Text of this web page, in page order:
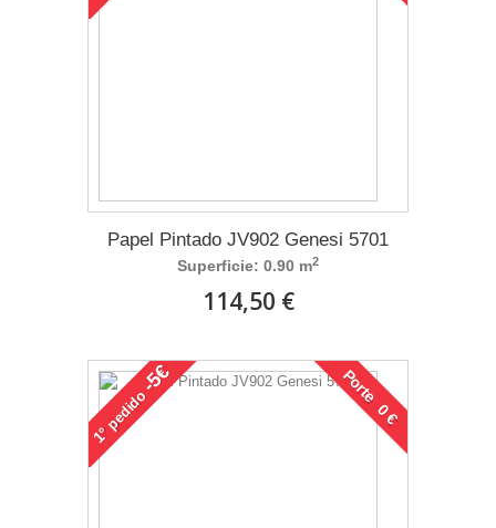
Papel Pintado JV902 Genesi 5701
Superficie: 0.90 m2
114,50 €
1°
pedido
-5€ Porte 0 €